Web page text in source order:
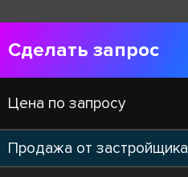
Сделать запрос
Цена по запросу
Продажа от застройщика